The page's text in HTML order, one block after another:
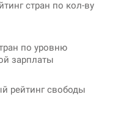
стран по кол-ву
по уровню
зарплаты
рейтинг свободы